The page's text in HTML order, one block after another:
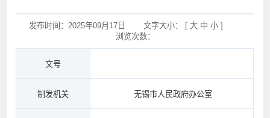
发布时间： 2025年09月17日 文字大小： [ 大 中 小 ]
浏览次数：
文号
制发机关 无锡市人民政府办公室